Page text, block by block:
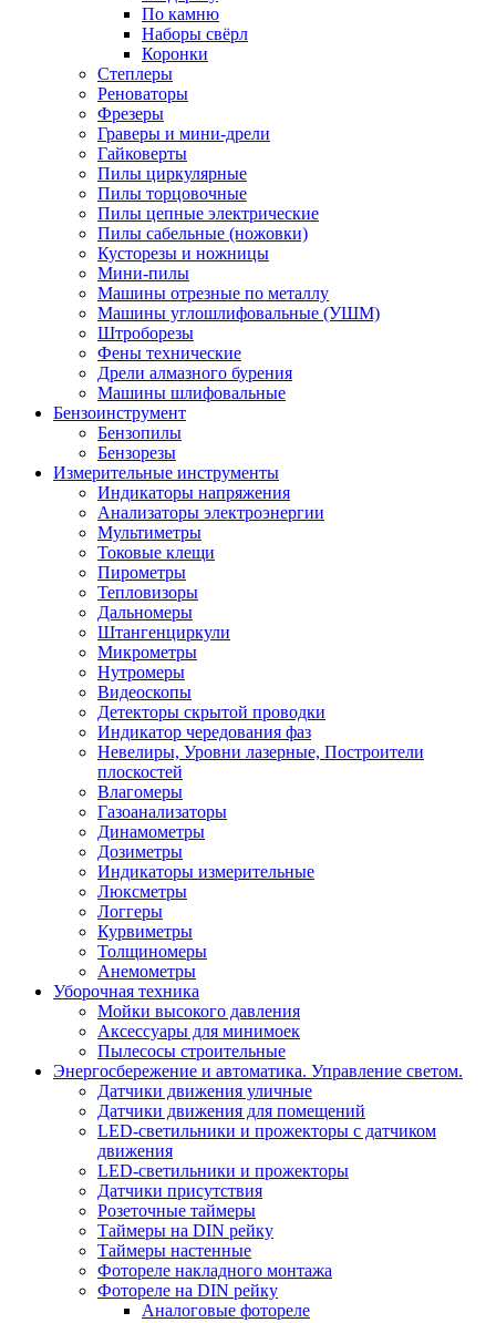
По камню
Наборы свёрл
Коронки
Степлеры
Реноваторы
Фрезеры
Граверы и мини-дрели
Гайковерты
Пилы циркулярные
Пилы торцовочные
Пилы цепные электрические
Пилы сабельные (ножовки)
Кусторезы и ножницы
Мини-пилы
Машины отрезные по металлу
Машины углошлифовальные (УШМ)
Штроборезы
Фены технические
Дрели алмазного бурения
Машины шлифовальные
Бензоинструмент
Бензопилы
Бензорезы
Измерительные инструменты
Индикаторы напряжения
Анализаторы электроэнергии
Мультиметры
Токовые клещи
Пирометры
Тепловизоры
Дальномеры
Штангенциркули
Микрометры
Нутромеры
Видеоскопы
Детекторы скрытой проводки
Индикатор чередования фаз
Невелиры, Уровни лазерные, Построители
плоскостей
Влагомеры
Газоанализаторы
Динамометры
Дозиметры
Индикаторы измерительные
Люксметры
Логгеры
Курвиметры
Толщиномеры
Анемометры
Уборочная техника
Мойки высокого давления
Аксессуары для минимоек
Пылесосы строительные
Энергосбережение и автоматика. Управление светом.
Датчики движения уличные
Датчики движения для помещений
LED-светильники и прожекторы с датчиком
движения
LED-светильники и прожекторы
Датчики присутствия
Розеточные таймеры
Таймеры на DIN рейку
Таймеры настенные
Фотореле накладного монтажа
Фотореле на DIN рейку
Аналоговые фотореле